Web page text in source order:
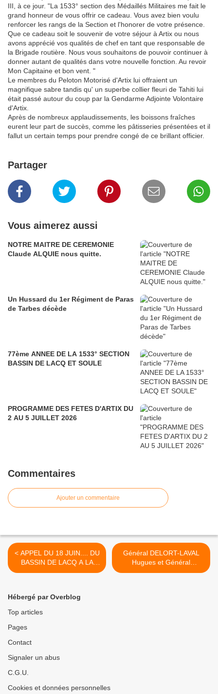
III, à ce jour. "La 1533° section des Médaillés Militaires me fait le
grand honneur de vous offrir ce cadeau. Vous avez bien voulu
renforcer les rangs de la Section et l'honorer de votre présence.
Que ce cadeau soit le souvenir de votre séjour à Artix ou nous
avons apprécié vos qualités de chef en tant que responsable de
la Brigade routière. Nous vous souhaitons de pouvoir continuer à
donner autant de qualités dans votre nouvelle fonction. Au revoir
Mon Capitaine et bon vent. "
Le membres du Peloton Motorisé d'Artix lui offraient un
magnifique sabre tandis qu' un superbe collier fleuri de Tahiti lui
était passé autour du coup par la Gendarme Adjointe Volontaire
d'Artix.
Après de nombreux applaudissements, les boissons fraîches
eurent leur part de succès, comme les pâtisseries présentées et il
fallut un certain temps pour prendre congé de ce brillant officier.
Partager
Vous aimerez aussi
NOTRE MAITRE DE CEREMONIE
Claude ALQUIE nous quitte.
Un Hussard du 1er Régiment de Paras
de Tarbes décède
77ème ANNEE DE LA 1533° SECTION
BASSIN DE LACQ ET SOULE
PROGRAMME DES FETES D'ARTIX DU
2 AU 5 JUILLET 2026
Commentaires
Ajouter un commentaire
< APPEL DU 18 JUIN.... DU
BASSIN DE LACQ A LA
SOULE AVEC LES
Général DELORT-LAVAL
Hugues et Général
BROUSSE Didier :
Hébergé par Overblog
Top articles
Pages
Contact
Signaler un abus
C.G.U.
Cookies et données personnelles